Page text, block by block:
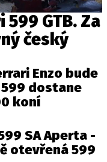
je
118 23 054
GTB. Za
český
Enzo bude
dostane
koní
SA Aperta -
otevřená 599